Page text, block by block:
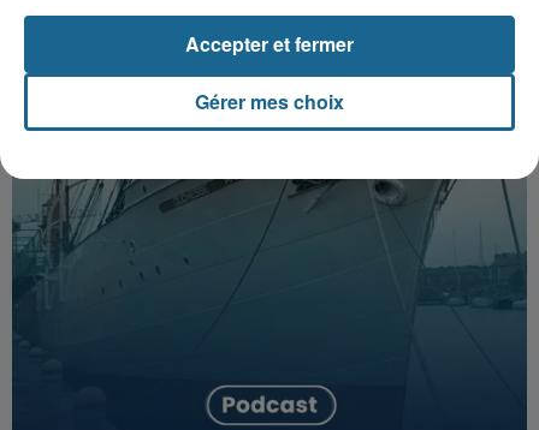
Gérer mes choix
Accepter et fermer